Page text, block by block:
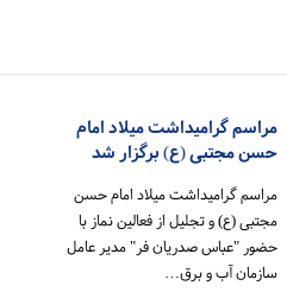
مراسم گرامیداشت میلاد امام
حسن مجتبی (ع) برگزار شد
مراسم گرامیداشت میلاد امام حسن
مجتبی (ع) و تجلیل از فعالین نماز با
حضور "عباس صدریان فر" مدیر عامل
سازمان آب و برق…